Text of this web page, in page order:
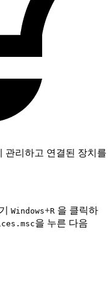
관리하고 연결된 장치를
Windows+R 을 클릭하
을 누른 다음